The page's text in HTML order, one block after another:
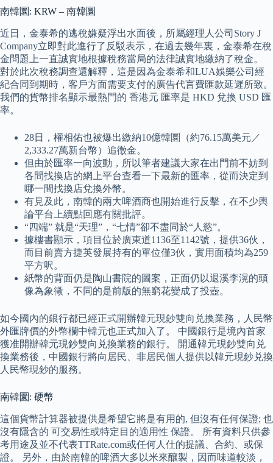
南韓圜: KRW – 南韓圜
近日，金泰希的逃稅嫌疑浮出水面後，所屬經理人公司Story J
Company立即對此進行了反駁表示，在過去幾年裏，金泰希在稅
金問題上一直誠實地根據稅務當局的法律誠實地繳納了稅金。
對於此次稅務調查還解釋，這是因為金泰希和LUA娛樂公司經
紀合同到期時，客戶方面需要支付的廣告代言費匯款延遲所致。
我們的貨幣排名顯示最熱門的 香港元 匯率是 HKD 兌換 USD 匯
率。
28日，權相佑也被爆出繳納10億韓圜（約76.15萬美元／
2,333.27萬新台幣）追徵金。
但由於匯率一向波動，所以筆者建議大家在出門前不妨到
各間找換店的網上平台查看一下最新的匯率，從而決定到
哪一間找換店兌換外幣。
有見及此，南韓的兩大啤酒商也開始進行反擊，在不少輿
論平台上續點回應有關批評。
“四端” 就是“天理”，“七情”卻不盡同於“人慾”。
據樓書顯示，項目位於廣東道1136至1142號，提供36伙，
而目前賣方捷英發展持有的單位僅3伙，實用面積均為259
平方呎。
紙幣的背面仍是陶山書院的圖案，正面仍以退溪李滉的頭
像為象徵，不同的是前版的無窮花變成了投壺。
如今國內的銀行都已經正式開辦韓元現鈔雙向兑換業務，人民幣
外匯牌價的外幣欄中韓元也正式加入了。 中國銀行是境內首家
獲准開辦韓元現鈔雙向兑換業務的銀行。 開通韓元現鈔雙向兑
換業務後，中國銀行將向居民、非居民個人提供以韓元現鈔兑換
人民幣現鈔的服務。
南韓圜: 硬幣
這個貨幣計算器被提供是希望它將是有用的, 但沒有任何保證; 也
沒有隱含的 可交易性或特定目的適用性 保證。 所有資料只供參
考用途及並不代表TTRate.com或任何人仕的提議、合約、或保
證。 另外，由於南韓的啤酒大多以米來釀製，因而味道較淡，